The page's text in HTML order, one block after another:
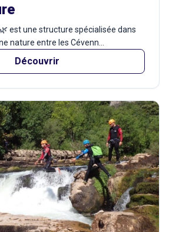
est une structure spécialisée dans
nature entre les Cévenn...
Découvrir